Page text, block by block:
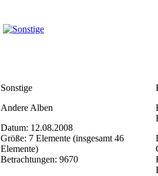
Sonstige
Andere Alben
Datum: 12.08.2008
Größe: 7 Elemente (insgesamt 46
Elemente)
Betrachtungen: 9670